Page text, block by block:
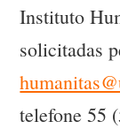
Instituto
solicitadas
telefone 55